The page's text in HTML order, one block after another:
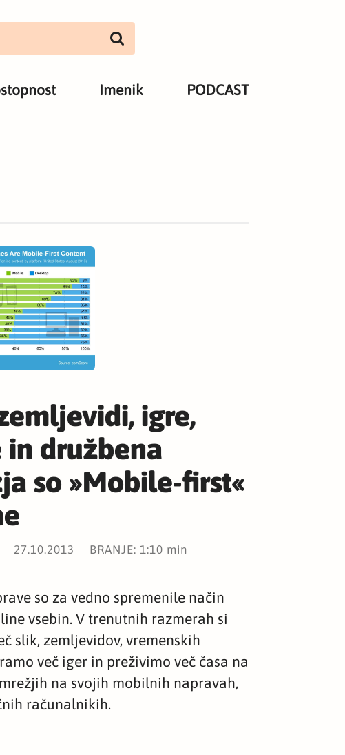
Imenik PODCAST
igre,
in družbena
so »Mobile-first«
27.10.2013 BRANJE: 1:10 min
so za vedno spremenile način
vsebin. V trenutnih razmerah si
slik, zemljevidov, vremenskih
več iger in preživimo več časa na
na svojih mobilnih napravah,
računalnikih.